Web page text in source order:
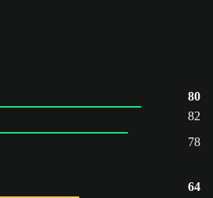
80
82
78
64